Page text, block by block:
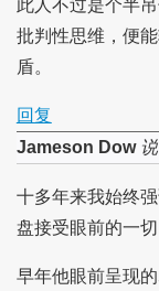
此人不过是个半
批判性思维，便
盾。
回复
Jameson Dow说
十多年来我始终
盘接受眼前的一
早年他眼前呈现